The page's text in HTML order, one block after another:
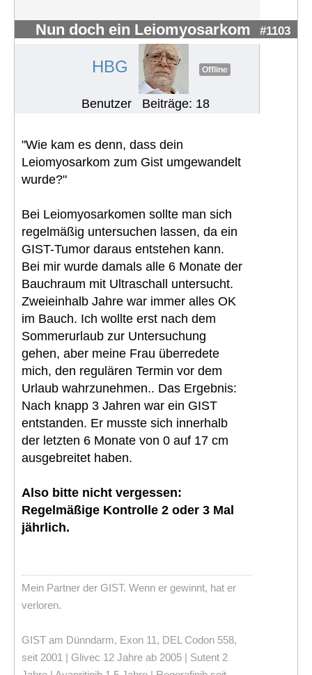
Nun doch ein Leiomyosarkom #1103
HBG Offline
Benutzer Beiträge: 18
"Wie kam es denn, dass dein
Leiomyosarkom zum Gist umgewandelt
wurde?"
Bei Leiomyosarkomen sollte man sich
regelmäßig untersuchen lassen, da ein
GIST-Tumor daraus entstehen kann.
Bei mir wurde damals alle 6 Monate der
Bauchraum mit Ultraschall untersucht.
Zweieinhalb Jahre war immer alles OK
im Bauch. Ich wollte erst nach dem
Sommerurlaub zur Untersuchung
gehen, aber meine Frau überredete
mich, den regulären Termin vor dem
Urlaub wahrzunehmen.. Das Ergebnis:
Nach knapp 3 Jahren war ein GIST
entstanden. Er musste sich innerhalb
der letzten 6 Monate von 0 auf 17 cm
ausgebreitet haben.
Also bitte nicht vergessen:
Regelmäßige Kontrolle 2 oder 3 Mal
jährlich.
Mein Partner der GIST. Wenn er gewinnt, hat er
verloren.
GIST am Dünndarm, Exon 11, DEL Codon 558,
seit 2001 | Glivec 12 Jahre ab 2005 | Sutent 2